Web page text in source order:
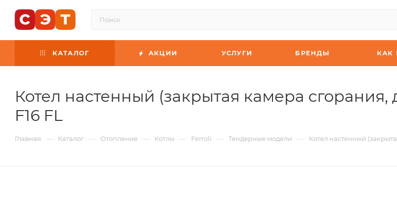
КАТАЛОГ АКЦИИ УСЛУГИ БРЕНДЫ КАК
Котел настенный (закрытая камера сгорания,
F16 FL
Главная — Каталог — Отопление — Котлы — Ferroli — Тендерные модели — Котел настенный